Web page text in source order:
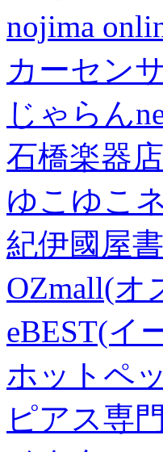
nojima
カーセン
じゃらん
石橋楽器店
ゆこゆこ
紀伊國屋
OZmall(オ
eBEST(イ
ホットペ
ピアス専